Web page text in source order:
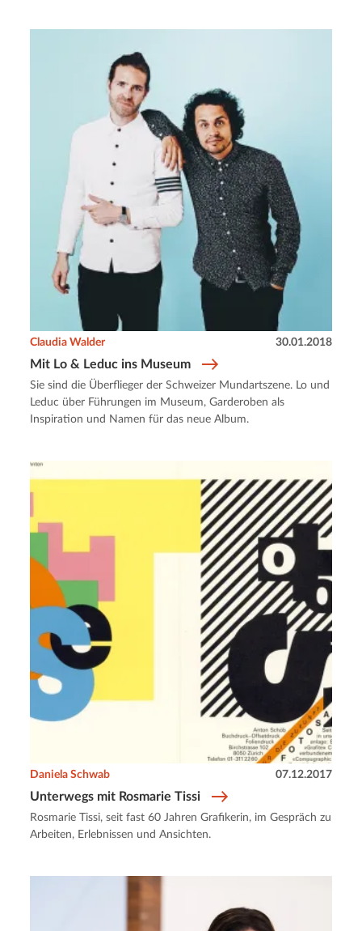
Mit Lo & Leduc ins Museum
Claudia Walder 30.01.2018
Sie sind die Überflieger der Schweizer Mundartszene. Lo und
Leduc über Führungen im Museum, Garderoben als
Inspiration und Namen für das neue Album.
Unterwegs mit Rosmarie Tissi
Daniela Schwab 07.12.2017
Rosmarie Tissi, seit fast 60 Jahren Grafikerin, im Gespräch zu
Arbeiten, Erlebnissen und Ansichten.